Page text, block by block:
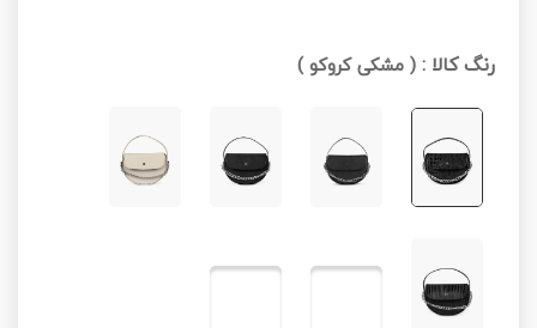
رنگ کالا :(مشکی کروکو)